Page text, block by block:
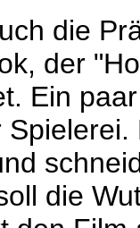
die
der
Ein
die